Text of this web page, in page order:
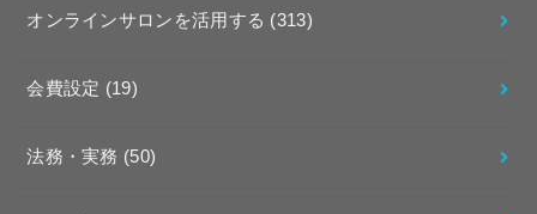
オンラインサロンを活用する (313)
会費設定 (19)
法務・実務 (50)